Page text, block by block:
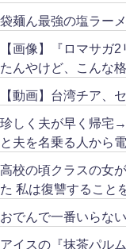
袋麺ん最強の塩ラー
【画像】『ロマサガ
たんやけど、こんな
【動画】台湾チア、
珍しく夫が早く帰宅
と夫を名乗る人から
高校の頃クラスの女
た 私は復讐すること
おでんで一番いらな
アイスの『抹茶パル